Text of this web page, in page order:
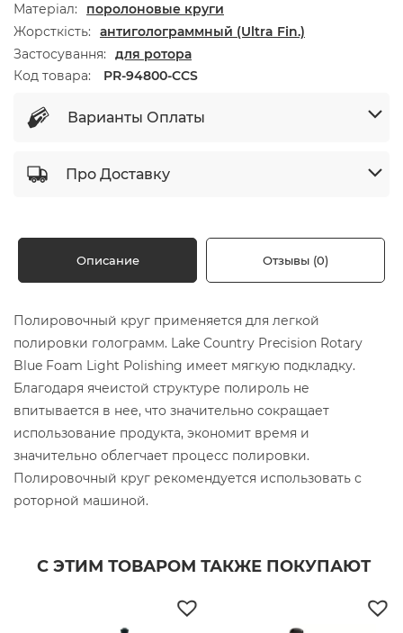
Матеріал
поролоновые круги
Жорсткість
антиголограммный (Ultra Fin.)
Застосування
для ротора
Код товара:
PR-94800-CCS
Варианты Оплаты
Про Доставку
Описание Отзывы (0)
Полировочный круг применяется для легкой
полировки голограмм. Lake Country Precision Rotary
Blue Foam Light Polishing имеет мягкую подкладку.
Благодаря ячеистой структуре полироль не
впитывается в нее, что значительно сокращает
использование продукта, экономит время и
значительно облегчает процесс полировки.
Полировочный круг рекомендуется использовать с
роторной машиной.
С ЭТИМ ТОВАРОМ ТАКЖЕ ПОКУПАЮТ